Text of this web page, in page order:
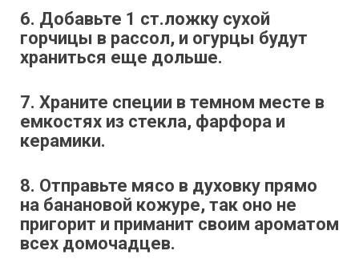
6. Добавьте 1 ст.ложку сухой
горчицы в рассол, и огурцы будут
храниться еще дольше.
7. Храните специи в темном месте в
емкостях из стекла, фарфора и
керамики.
8. Отправьте мясо в духовку прямо
на банановой кожуре, так оно не
пригорит и приманит своим ароматом
всех домочадцев.